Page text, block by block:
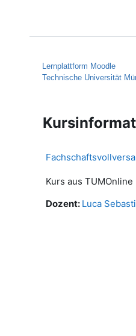
Lernplattform Moodle
Technische Universität
Kurs aus
Dozent: Luca